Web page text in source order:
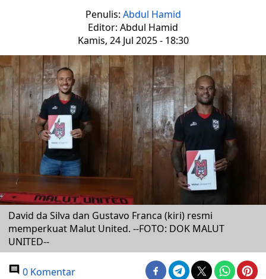
Penulis: Abdul Hamid
Editor: Abdul Hamid
Kamis, 24 Jul 2025 - 18:30
David da Silva dan Gustavo Franca (kiri) resmi
memperkuat Malut United. --FOTO: DOK MALUT
UNITED--
0 Komentar